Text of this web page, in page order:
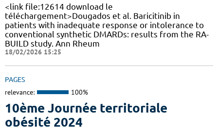
<link file:12614 download le
téléchargement>Dougados et al. Baricitinib in
patients with inadequate response or intolerance to
conventional synthetic DMARDs: results from the RA-
BUILD study. Ann Rheum
18/02/2026 15:25
PAGES
relevance: 100%
10ème Journée territoriale
obésité 2024